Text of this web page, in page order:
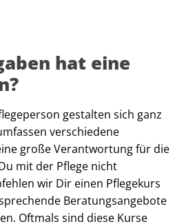
hat eine
gestalten sich ganz
verschiedene
große Verantwortung für die
mit der Pflege nicht
wir Dir einen Pflegekurs
Beratungsangebote
Oftmals sind diese Kurse